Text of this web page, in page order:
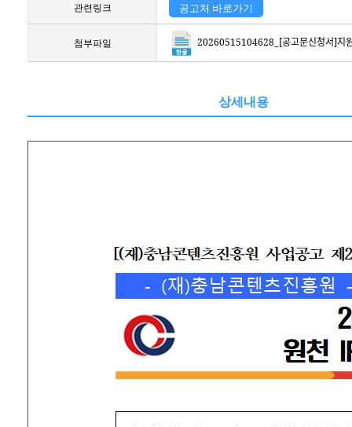
관련링크 공고처 바로가기
첨부파일
상세내용